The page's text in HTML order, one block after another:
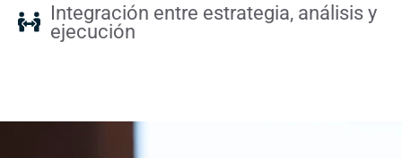
Integración entre estrategia, análisis y
ejecución